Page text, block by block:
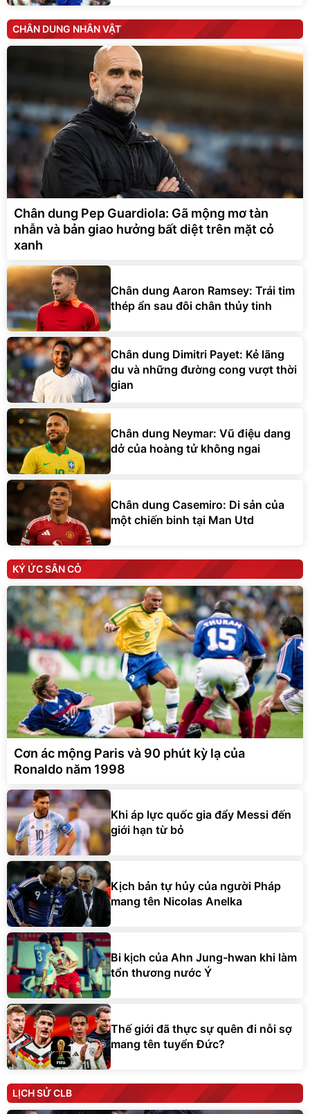
CHÂN DUNG NHÂN VẬT
Chân dung Pep Guardiola: Gã mộng mơ tàn
nhẫn và bản giao hưởng bất diệt trên mặt cỏ
xanh
Chân dung Aaron Ramsey: Trái tim
thép ẩn sau đôi chân thủy tinh
Chân dung Dimitri Payet: Kẻ lãng
du và những đường cong vượt thời
gian
Chân dung Neymar: Vũ điệu dang
dở của hoàng tử không ngai
Chân dung Casemiro: Di sản của
một chiến binh tại Man Utd
KÝ ỨC SÂN CỎ
Cơn ác mộng Paris và 90 phút kỳ lạ của
Ronaldo năm 1998
Khi áp lực quốc gia đẩy Messi đến
giới hạn từ bỏ
Kịch bản tự hủy của người Pháp
mang tên Nicolas Anelka
Bi kịch của Ahn Jung-hwan khi làm
tổn thương nước Ý
Thế giới đã thực sự quên đi nỗi sợ
mang tên tuyển Đức?
LỊCH SỬ CLB